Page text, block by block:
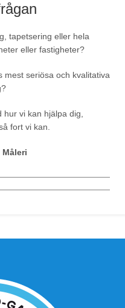
tapetsering eller hela
eller fastigheter?
mest seriösa och kvalitativa
vi kan hjälpa dig,
fort vi kan.